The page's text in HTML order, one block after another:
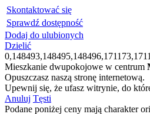
Skontaktować się
Sprawdź dostępność
Dodaj do ulubionych
Dzielić
Mieszkanie dwupokojowe w centrum
Opuszczasz naszą stronę internetową.
Upewnij się, że ufasz witrynie, do
Anuluj Tęsti
Podane poniżej ceny mają charakter